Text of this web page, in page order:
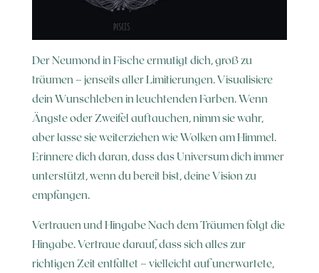
Der Neumond in Fische ermutigt dich, groß zu
träumen – jenseits aller Limitierungen. Visualisiere
dein Wunschleben in leuchtenden Farben. Wenn
Ängste oder Zweifel auftauchen, nimm sie wahr,
aber lasse sie weiterziehen wie Wolken am Himmel.
Erinnere dich daran, dass das Universum dich immer
unterstützt, wenn du bereit bist, deine Vision zu
empfangen.
Vertrauen und Hingabe Nach dem Träumen folgt die
Hingabe. Vertraue darauf, dass sich alles zur
richtigen Zeit entfaltet – vielleicht auf unerwartete,